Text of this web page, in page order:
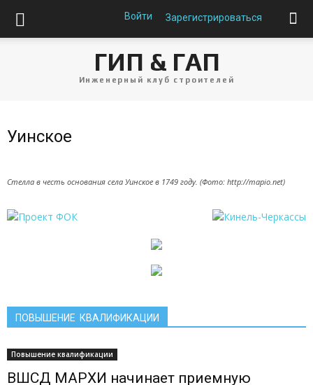
Войти Зарегистрироваться
ГИП & ГАП
Инженерный клуб строителей
Уинское
Стелла в честь основания села Уинское в 1749 году. (Фото: http://mapio.net)
ПОВЫШЕНИЕ КВАЛИФИКАЦИИ
Повышение квалификации
ВШСД МАРХИ начинает приемную